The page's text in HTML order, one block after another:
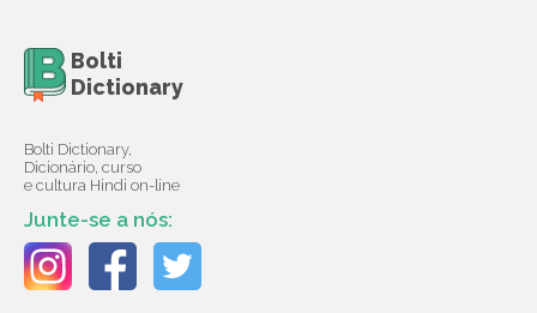
Bolti
Dictionary
Bolti Dictionary,
Dicionário, curso
e cultura Hindi on-line
Junte-se a nós: